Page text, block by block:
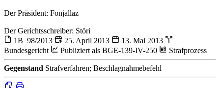
Der Präsident: Fonjallaz
Der Gerichtsschreiber: Störi
1B_98/2013
25. April 2013
13. Mai 2013
Bundesgericht
Publiziert als BGE-139-IV-250 Strafprozess
Gegenstand Strafverfahren; Beschlagnahmebefehl